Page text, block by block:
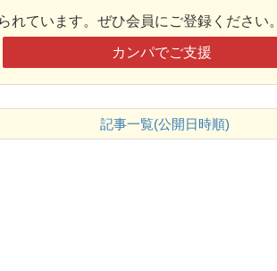
れています。ぜひ会員にご登録ください。
カンパでご支援
記事一覧(公開日時順)